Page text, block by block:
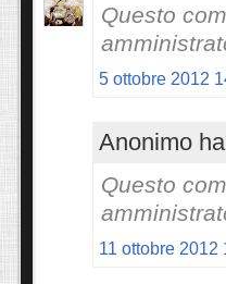
Questo
5 ottobre 2012
Anonimo
Questo
11 ottobre 2012